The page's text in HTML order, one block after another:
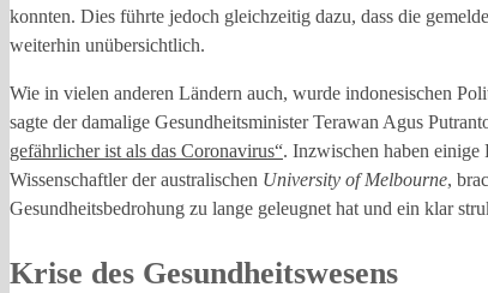
konnten. Dies führte jedoch gleichzeitig dazu, dass die
weiterhin unübersichtlich.
Wie in vielen anderen Ländern auch, wurde indonesischen
sagte der damalige Gesundheitsminister Terawan Agus
gefährlicher ist als das Coronavirus“. Inzwischen haben
Wissenschaftler der australischen University of Melbourne,
Gesundheitsbedrohung zu lange geleugnet hat und ein klar
Krise des Gesundheitswesens